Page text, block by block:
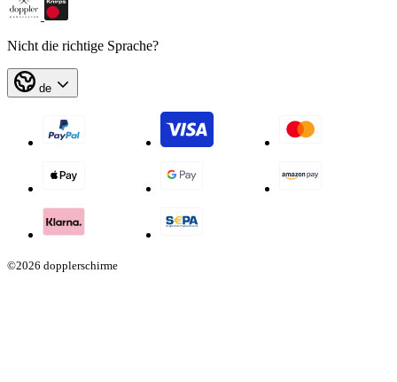
Nicht die richtige Sprache?
de
©2026 dopplerschirme